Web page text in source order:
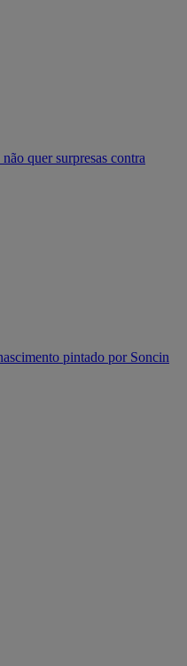
quer surpresas contra
pintado por Soncin